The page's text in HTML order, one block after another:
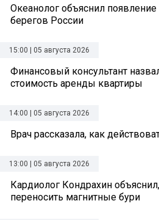
Океанолог объяснил появление
берегов России
15:00 | 05 августа 2026
Финансовый консультант
стоимость аренды квартиры
14:00 | 05 августа 2026
Врач рассказала, как
13:00 | 05 августа 2026
Кардиолог Кондрахин
переносить магнитные бури